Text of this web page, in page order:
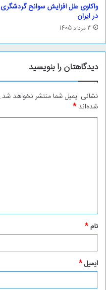
واکاوی علل افزایش سوانح گردشگری
در ایران
3 مرداد 1405
دیدگاهتان را بنویسید
نشانی ایمیل شما منتشر نخواهد شد.
شده‌اند*
*
نام *
ایمیل*